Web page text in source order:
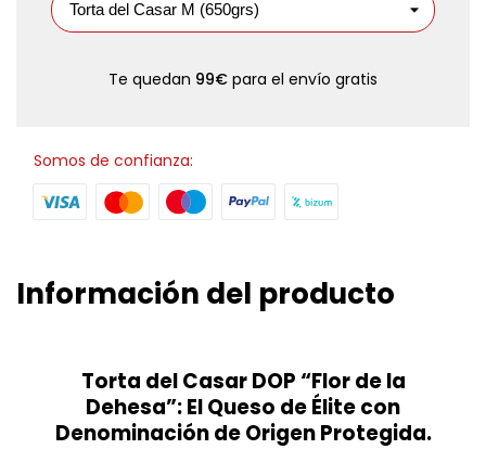
Te quedan 99€ para el envío gratis
Somos de confianza:
Información del producto
Torta del Casar DOP “Flor de la
Dehesa”: El Queso de Élite con
Denominación de Origen Protegida.